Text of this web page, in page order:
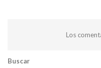
Los
Buscar